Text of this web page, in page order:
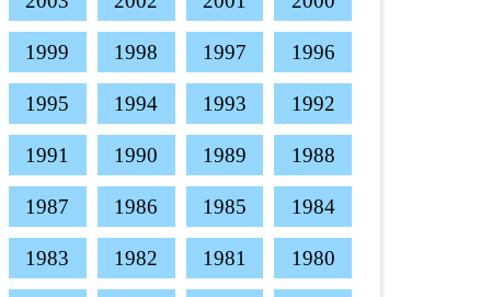
1999 1998 1997 1996
1995 1994 1993 1992
1991 1990 1989 1988
1987 1986 1985 1984
1983 1982 1981 1980